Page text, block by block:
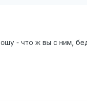
- что ж вы с ним,